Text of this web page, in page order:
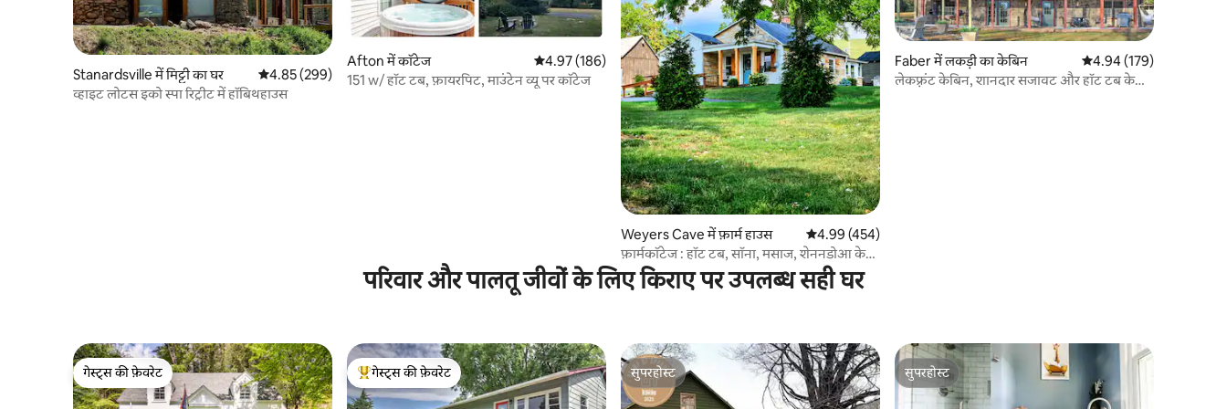
Stanardsville में मिट्टी का घर औसत रेटिंग 5 में से 4.85, 299 समीक्षाएँ
4.85 (299)
व्हाइट लोटस इको स्पा रिट्रीट में हॉबिथहाउस
Afton में कॉटेज औसत रेटिंग 5 में से 4.97, 186 समीक्षाएँ
4.97 (186)
151 w/ हॉट टब, फ़ायरपिट, माउंटेन व्यू पर कॉटेज
Weyers Cave में फ़ार्म हाउस औसत रेटिंग 5 में से 4.99, 454 समीक्षाएँ
4.99 (454)
फ़ार्मकॉटेज : हॉट टब, सॉना, मसाज, शेननडोआ के
नज़ारे
Faber में लकड़ी का केबिन औसत रेटिंग 5 में से 4.94,
4.94 (179)
लेकफ़्रंट केबिन, शानदार सजावट और हॉट टब के
परिवार और पालतू जीवों के लिए किराए पर उपलब्ध सही घर
गेस्ट्स की फ़ेवरेट
गेस्ट्स की फ़ेवरेट
गेस्ट्स का टॉप फ़ेवरेट
गेस्ट्स की फ़ेवरेट
सुपरहोस्ट
सुपरहोस्ट
सुपरहोस्ट
सुपरहोस्ट